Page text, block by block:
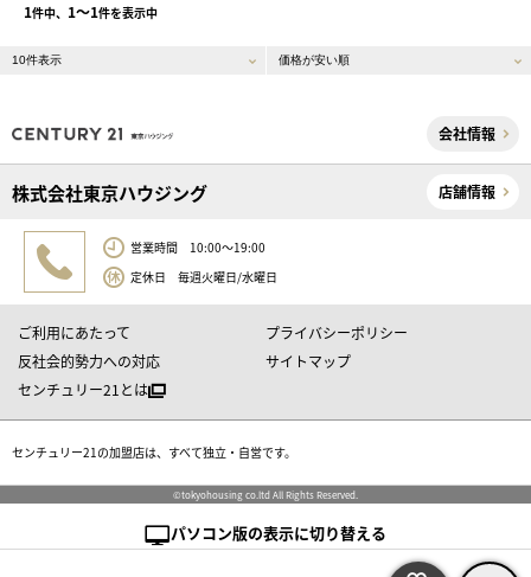
1件中、 1〜1件を表示中
会社情報
株式会社東京ハウジング 店舗情報
営業時間 10:00～19:00
定休日 毎週火曜日/水曜日
ご利用にあたって
プライバシーポリシー
反社会的勢力への対応
サイトマップ
センチュリー21とは
センチュリー21の加盟店は、すべて独立・自営です。
©tokyohousing co.ltd All Rights Reserved.
パソコン版の表示に切り替える